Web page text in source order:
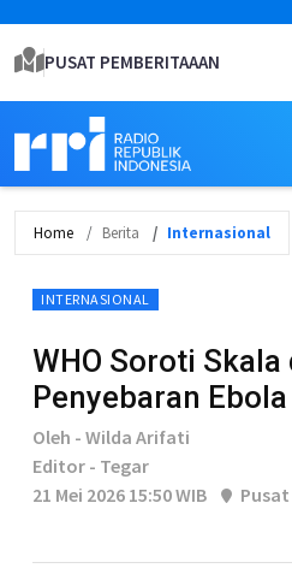
PUSAT PEMBERITAAAN
Home Berita Internasional
INTERNASIONAL
WHO Soroti
Penyebaran
Oleh - Wilda Arifati
Editor - Tegar
21 Mei 2026 15:50 WIB